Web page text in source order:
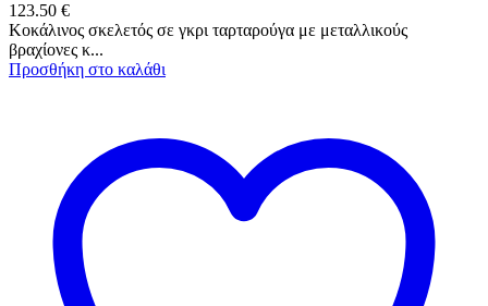
123.50 €
Κοκάλινος σκελετός σε γκρι ταρταρούγα με μεταλλικούς
βραχίονες κ...
Προσθήκη στο καλάθι